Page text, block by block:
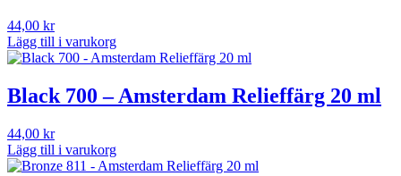
44,00 kr
Lägg till i varukorg
Black 700 – Amsterdam Relieffärg 20 ml
44,00 kr
Lägg till i varukorg